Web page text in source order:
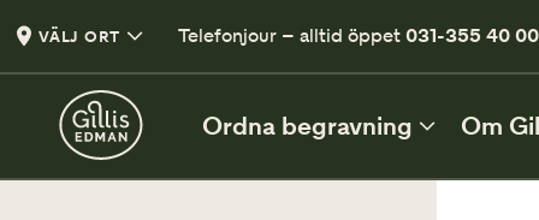
VÄLJ ORT Telefonjour – alltid öppet031-355 40 00
Ordna begravning Om